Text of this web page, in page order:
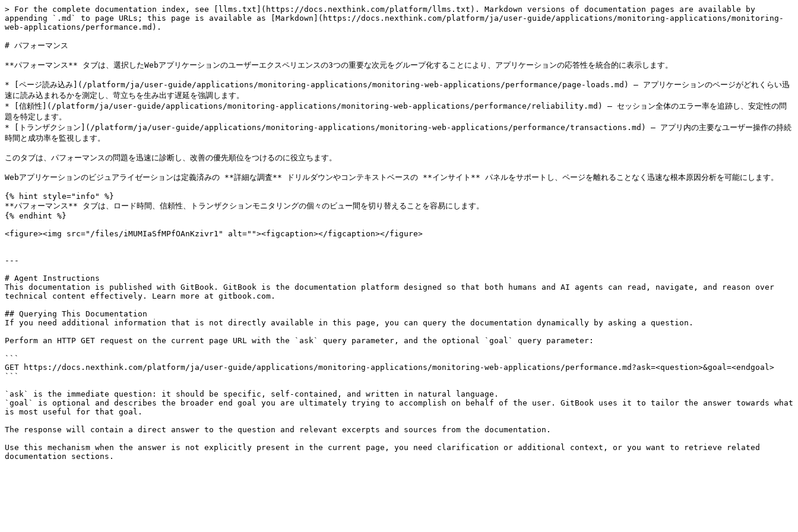
> For the complete documentation index, see [llms.txt](https://docs.nexthink.com/platform/llms.txt). Markdown versions of documentation pages are available by
appending `.md` to page URLs; this page is available as [Markdown](https://docs.nexthink.com/platform/ja/user-guide/applications/monitoring-applications/monitoring-
web-applications/performance.md).
# パフォーマンス
**パフォーマンス** タブは、選択したWebアプリケーションのユーザーエクスペリエンスの3つの重要な次元をグループ化することにより、アプリケーションの応答性を統合的に表示します。
* [ページ読み込み](/platform/ja/user-guide/applications/monitoring-applications/monitoring-web-applications/performance/page-loads.md) – アプリケーションのページがどれくらい迅
速に読み込まれるかを測定し、苛立ちを生み出す遅延を強調します。
* [信頼性](/platform/ja/user-guide/applications/monitoring-applications/monitoring-web-applications/performance/reliability.md) – セッション全体のエラー率を追跡し、安定性の問
題を特定します。
* [トランザクション](/platform/ja/user-guide/applications/monitoring-applications/monitoring-web-applications/performance/transactions.md) – アプリ内の主要なユーザー操作の持続
時間と成功率を監視します。
このタブは、パフォーマンスの問題を迅速に診断し、改善の優先順位をつけるのに役立ちます。
Webアプリケーションのビジュアライゼーションは定義済みの **詳細な調査** ドリルダウンやコンテキストベースの **インサイト** パネルをサポートし、ページを離れることなく迅速な根本原因分析を可能にします。
{% hint style="info" %}
**パフォーマンス** タブは、ロード時間、信頼性、トランザクションモニタリングの個々のビュー間を切り替えることを容易にします。
{% endhint %}
<figure><img src="/files/iMUMIaSfMPfOAnKzivr1" alt=""><figcaption></figcaption></figure>
---
# Agent Instructions
This documentation is published with GitBook. GitBook is the documentation platform designed so that both humans and AI agents can read, navigate, and reason over
technical content effectively. Learn more at gitbook.com.
## Querying This Documentation
If you need additional information that is not directly available in this page, you can query the documentation dynamically by asking a question.
Perform an HTTP GET request on the current page URL with the `ask` query parameter, and the optional `goal` query parameter:
```
GET https://docs.nexthink.com/platform/ja/user-guide/applications/monitoring-applications/monitoring-web-applications/performance.md?ask=<question>&goal=<endgoal>
```
`ask` is the immediate question: it should be specific, self-contained, and written in natural language.
`goal` is optional and describes the broader end goal you are ultimately trying to accomplish on behalf of the user. GitBook uses it to tailor the answer towards what
is most useful for that goal.
The response will contain a direct answer to the question and relevant excerpts and sources from the documentation.
Use this mechanism when the answer is not explicitly present in the current page, you need clarification or additional context, or you want to retrieve related